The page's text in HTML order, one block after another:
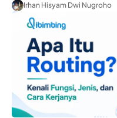
Irhan Hisyam Dwi Nugroho